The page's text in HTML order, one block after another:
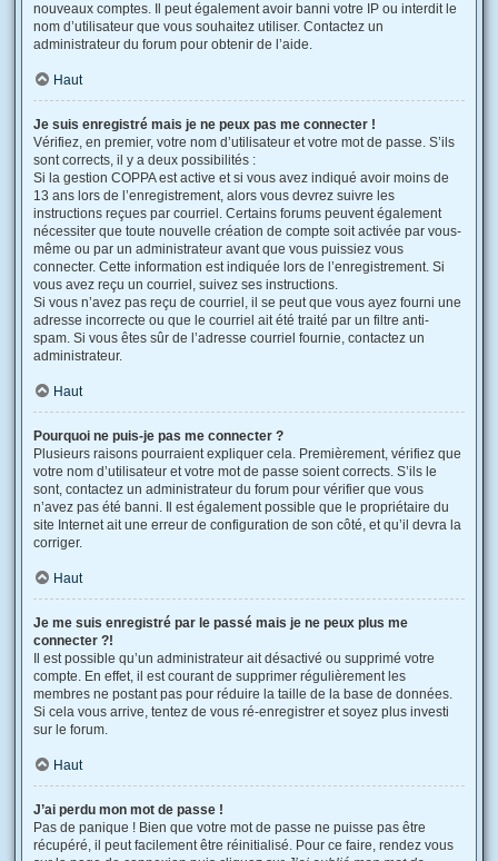
nouveaux comptes. Il peut également avoir banni votre IP ou interdit le
nom d’utilisateur que vous souhaitez utiliser. Contactez un
administrateur du forum pour obtenir de l’aide.
Haut
Je suis enregistré mais je ne peux pas me connecter !
Vérifiez, en premier, votre nom d’utilisateur et votre mot de passe. S’ils
sont corrects, il y a deux possibilités :
Si la gestion COPPA est active et si vous avez indiqué avoir moins de
13 ans lors de l’enregistrement, alors vous devrez suivre les
instructions reçues par courriel. Certains forums peuvent également
nécessiter que toute nouvelle création de compte soit activée par vous-
même ou par un administrateur avant que vous puissiez vous
connecter. Cette information est indiquée lors de l’enregistrement. Si
vous avez reçu un courriel, suivez ses instructions.
Si vous n’avez pas reçu de courriel, il se peut que vous ayez fourni une
adresse incorrecte ou que le courriel ait été traité par un filtre anti-
spam. Si vous êtes sûr de l’adresse courriel fournie, contactez un
administrateur.
Haut
Pourquoi ne puis-je pas me connecter ?
Plusieurs raisons pourraient expliquer cela. Premièrement, vérifiez que
votre nom d’utilisateur et votre mot de passe soient corrects. S’ils le
sont, contactez un administrateur du forum pour vérifier que vous
n’avez pas été banni. Il est également possible que le propriétaire du
site Internet ait une erreur de configuration de son côté, et qu’il devra la
corriger.
Haut
Je me suis enregistré par le passé mais je ne peux plus me
connecter ?!
Il est possible qu’un administrateur ait désactivé ou supprimé votre
compte. En effet, il est courant de supprimer régulièrement les
membres ne postant pas pour réduire la taille de la base de données.
Si cela vous arrive, tentez de vous ré-enregistrer et soyez plus investi
sur le forum.
Haut
J’ai perdu mon mot de passe !
Pas de panique ! Bien que votre mot de passe ne puisse pas être
récupéré, il peut facilement être réinitialisé. Pour ce faire, rendez vous